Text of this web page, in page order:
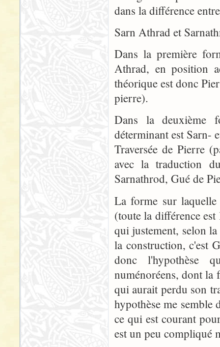
dans la différence
Sarn Athrad et
Dans la première
Athrad, en position
théorique est donc
pierre).
Dans la deuxième
déterminant est Sarn-
Traversée de Pierre
avec la traduction
Sarnathrod, Gué de
La forme sur
(toute la différence
qui justement, selon
la construction, c'est
donc l'hypothèse
numénoréens, dont la
qui aurait perdu son
hypothèse me semble
ce qui est courant
est un peu compliqué